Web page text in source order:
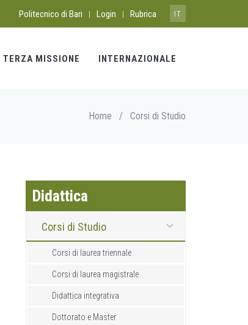
Politecnico di Bari | Login | Rubrica IT
TERZA MISSIONE INTERNAZIONALE
Home / Corsi di Studio
Didattica
Corsi di Studio
Corsi di laurea triennale
Corsi di laurea magistrale
Didattica integrativa
Dottorato e Master